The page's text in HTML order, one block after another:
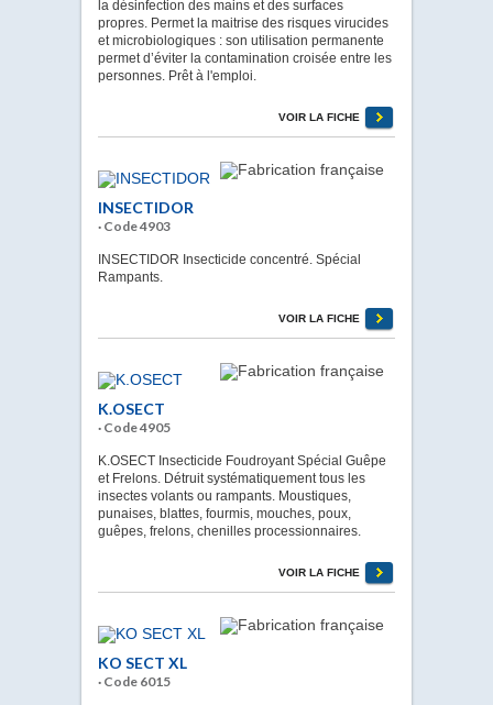
la désinfection des mains et des surfaces
propres. Permet la maitrise des risques virucides
et microbiologiques : son utilisation permanente
permet d’éviter la contamination croisée entre les
personnes. Prêt à l'emploi.
VOIR LA FICHE
INSECTIDOR
· Code 4903
INSECTIDOR Insecticide concentré. Spécial
Rampants.
VOIR LA FICHE
K.OSECT
· Code 4905
K.OSECT Insecticide Foudroyant Spécial Guêpe
et Frelons. Détruit systématiquement tous les
insectes volants ou rampants. Moustiques,
punaises, blattes, fourmis, mouches, poux,
guêpes, frelons, chenilles processionnaires.
VOIR LA FICHE
KO SECT XL
· Code 6015